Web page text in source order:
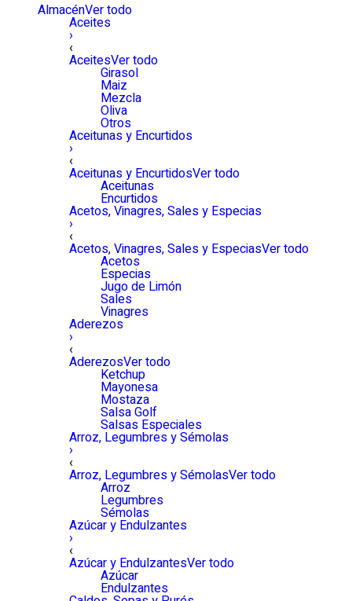
AlmacénVer todo
Aceites
›
‹
AceitesVer todo
Girasol
Maiz
Mezcla
Oliva
Otros
Aceitunas y Encurtidos
›
‹
Aceitunas y EncurtidosVer todo
Aceitunas
Encurtidos
Acetos, Vinagres, Sales y Especias
›
‹
Acetos, Vinagres, Sales y EspeciasVer todo
Acetos
Especias
Jugo de Limón
Sales
Vinagres
Aderezos
›
‹
AderezosVer todo
Ketchup
Mayonesa
Mostaza
Salsa Golf
Salsas Especiales
Arroz, Legumbres y Sémolas
›
‹
Arroz, Legumbres y SémolasVer todo
Arroz
Legumbres
Sémolas
Azúcar y Endulzantes
›
‹
Azúcar y EndulzantesVer todo
Azúcar
Endulzantes